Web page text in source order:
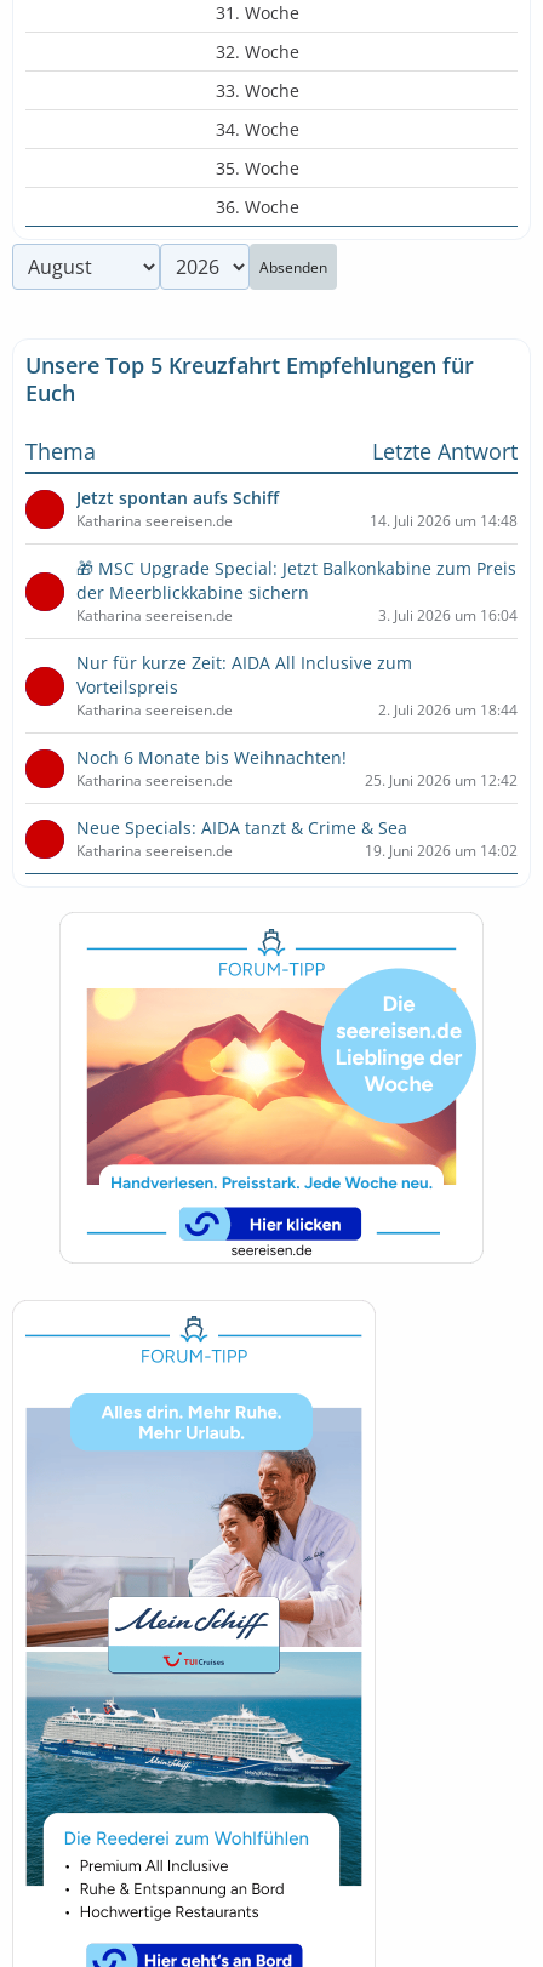
31. Woche
32. Woche
33. Woche
34. Woche
35. Woche
36. Woche
Absenden
Unsere Top 5 Kreuzfahrt Empfehlungen für
Euch
Thema
Letzte Antwort
Jetzt spontan aufs Schiff
Katharina seereisen.de 14. Juli 2026 um 14:48
🎁 MSC Upgrade Special: Jetzt Balkonkabine zum Preis
der Meerblickkabine sichern
Katharina seereisen.de 3. Juli 2026 um 16:04
Nur für kurze Zeit: AIDA All Inclusive zum
Vorteilspreis
Katharina seereisen.de 2. Juli 2026 um 18:44
Noch 6 Monate bis Weihnachten!
Katharina seereisen.de 25. Juni 2026 um 12:42
Neue Specials: AIDA tanzt & Crime & Sea
Katharina seereisen.de 19. Juni 2026 um 14:02